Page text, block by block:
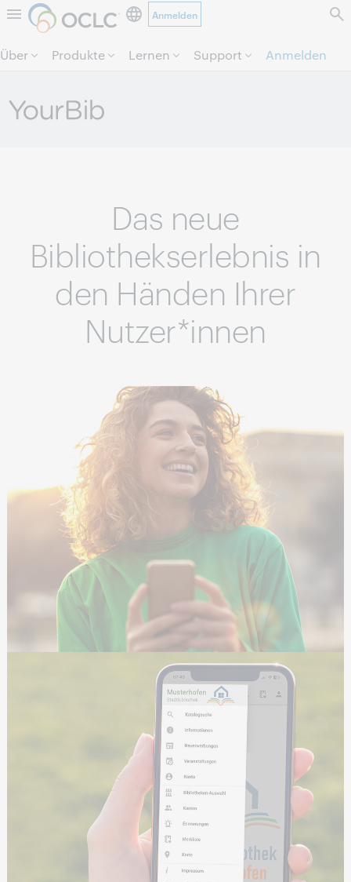
Direkt zum Seiteninhalt.
Anmelden
Über Produkte Lernen Support Anmelden
Das neue
Bibliothekserlebnis in
den Händen Ihrer
Nutzer*innen